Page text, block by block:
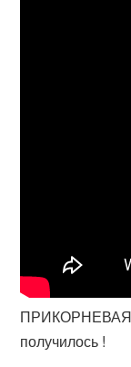
ПРИКОРНЕВАЯ
получилось !